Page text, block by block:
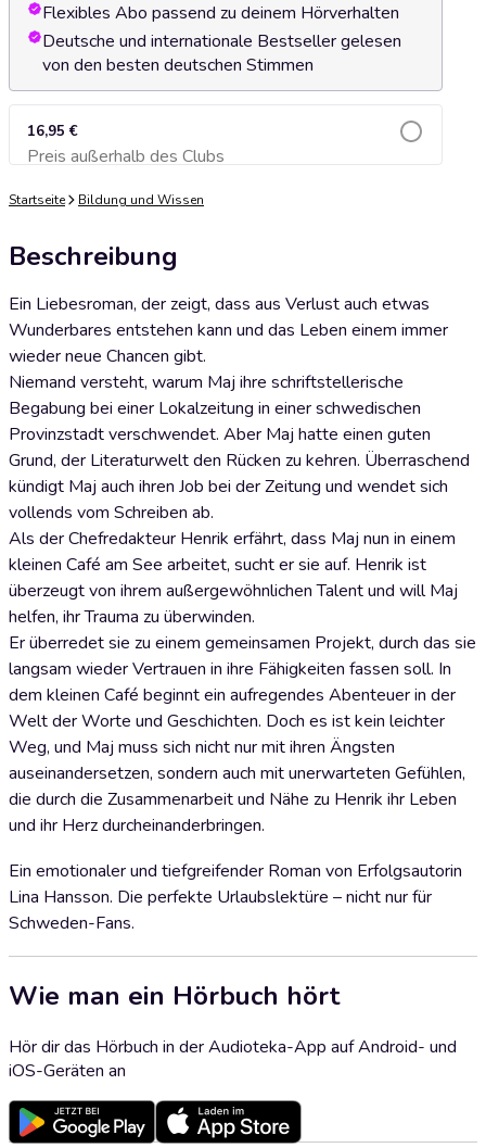
Flexibles Abo passend zu deinem Hörverhalten
Deutsche und internationale Bestseller gelesen
von den besten deutschen Stimmen
16,95 €
Preis außerhalb des ClubsZum Warenkorb hinzufügen
Startseite Bildung und Wissen
Beschreibung
Ein Liebesroman, der zeigt, dass aus Verlust auch etwas
Wunderbares entstehen kann und das Leben einem immer
wieder neue Chancen gibt.
Niemand versteht, warum Maj ihre schriftstellerische
Begabung bei einer Lokalzeitung in einer schwedischen
Provinzstadt verschwendet. Aber Maj hatte einen guten
Grund, der Literaturwelt den Rücken zu kehren. Überraschend
kündigt Maj auch ihren Job bei der Zeitung und wendet sich
vollends vom Schreiben ab.
Als der Chefredakteur Henrik erfährt, dass Maj nun in einem
kleinen Café am See arbeitet, sucht er sie auf. Henrik ist
überzeugt von ihrem außergewöhnlichen Talent und will Maj
helfen, ihr Trauma zu überwinden.
Er überredet sie zu einem gemeinsamen Projekt, durch das sie
langsam wieder Vertrauen in ihre Fähigkeiten fassen soll. In
dem kleinen Café beginnt ein aufregendes Abenteuer in der
Welt der Worte und Geschichten. Doch es ist kein leichter
Weg, und Maj muss sich nicht nur mit ihren Ängsten
auseinandersetzen, sondern auch mit unerwarteten Gefühlen,
die durch die Zusammenarbeit und Nähe zu Henrik ihr Leben
und ihr Herz durcheinanderbringen.
Ein emotionaler und tiefgreifender Roman von Erfolgsautorin
Lina Hansson. Die perfekte Urlaubslektüre – nicht nur für
Schweden-Fans.
Wie man ein Hörbuch hört
Hör dir das Hörbuch in der Audioteka-App auf Android- und
iOS-Geräten an